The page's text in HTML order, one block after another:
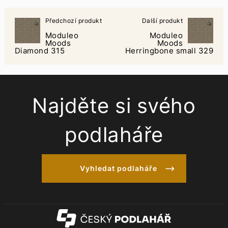
Předchozí produkt
Moduleo
Moods
Diamond 315
Další produkt
Moduleo
Moods
Herringbone small 329
Najděte si svého
podlaháře
Vyhledat podlaháře